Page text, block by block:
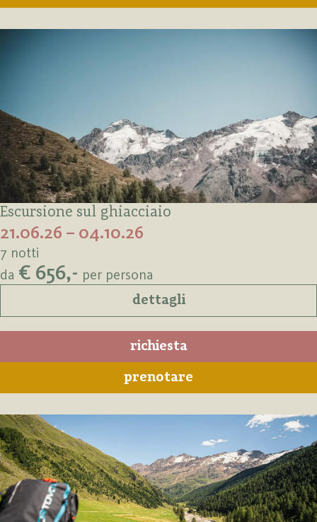
Escursione sul ghiacciaio
21.06.26 – 04.10.26
7 notti
da € 656,- per persona
dettagli
richiesta
prenotare